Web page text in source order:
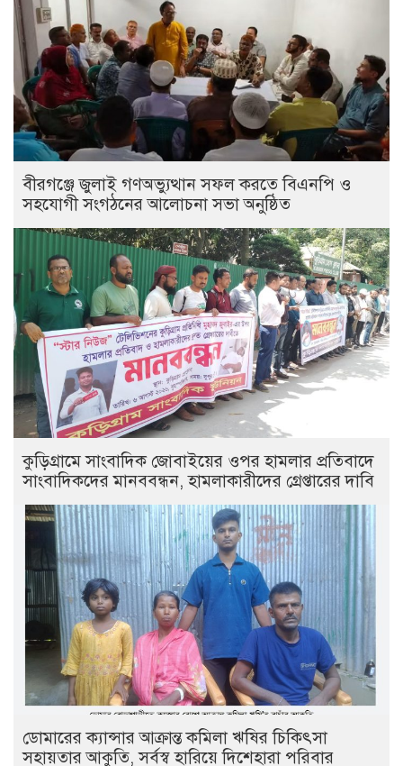
বীরগঞ্জে জুলাই গণঅভ্যুত্থান সফল করতে বিএনপি ও
সহযোগী সংগঠনের আলোচনা সভা অনুষ্ঠিত
কুড়িগ্রামে সাংবাদিক জোবাইয়ের ওপর হামলার প্রতিবাদে
সাংবাদিকদের মানববন্ধন, হামলাকারীদের গ্রেপ্তারের দাবি
ডোমারের ক্যান্সার আক্রান্ত কমিলা ঋষির চিকিৎসা
সহায়তার আকুতি, সর্বস্ব হারিয়ে দিশেহারা পরিবার